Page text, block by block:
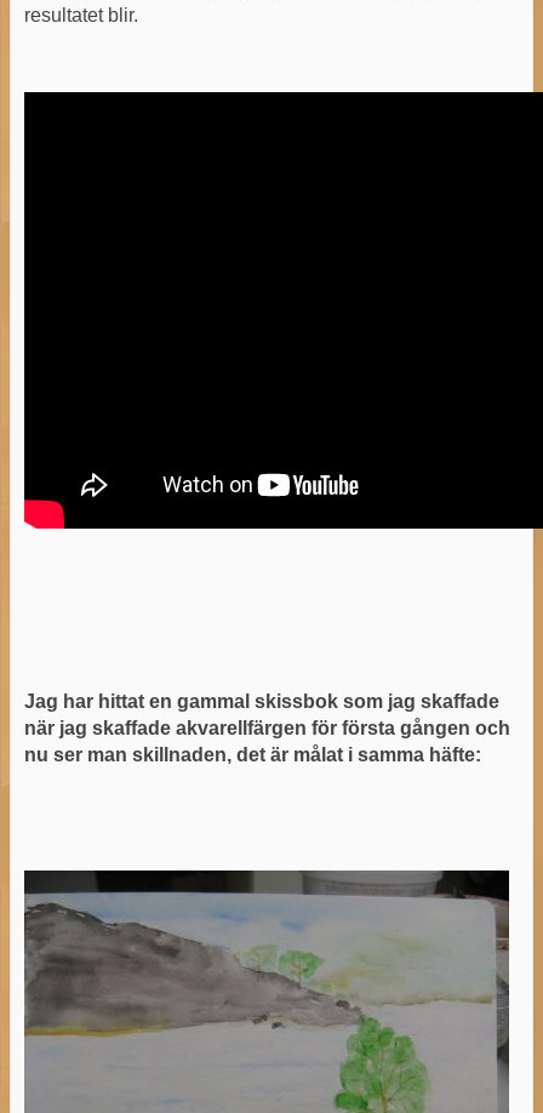
resultatet blir.
Jag har hittat en gammal skissbok som jag skaffade
när jag skaffade akvarellfärgen för första gången och
nu ser man skillnaden, det är målat i samma häfte: